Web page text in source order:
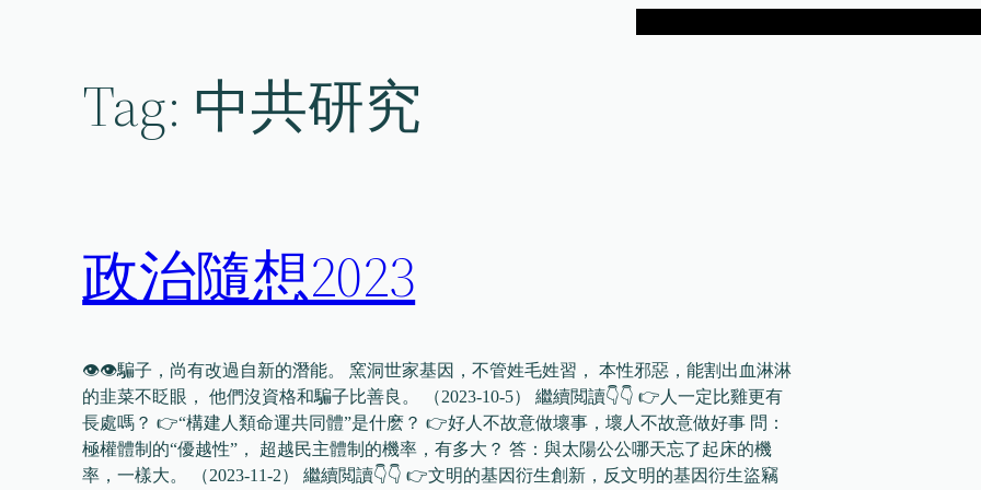
Tag: 中共研究
政治隨想2023
👁👁騙子，尚有改過自新的潛能。 窯洞世家基因，不管姓毛姓習， 本性邪惡，能割出血淋淋
的韭菜不眨眼， 他們沒資格和騙子比善良。 （2023-10-5） 繼續閲讀👇👇 👉人一定比雞更有
長處嗎？ 👉“構建人類命運共同體”是什麽？ 👉好人不故意做壞事，壞人不故意做好事 問：
極權體制的“優越性”， 超越民主體制的機率，有多大？ 答：與太陽公公哪天忘了起床的機
率，一樣大。 （2023-11-2） 繼續閲讀👇👇 👉文明的基因衍生創新，反文明的基因衍生盜竊